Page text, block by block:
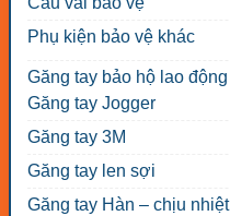
Phụ kiện bảo vệ khác
Găng tay bảo hộ lao động
Găng tay Jogger
Găng tay 3M
Găng tay len sợi
Găng tay Hàn – chịu nhiệt